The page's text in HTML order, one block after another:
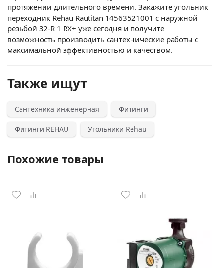
протяжении длительного времени. Закажите угольник
переходник Rehau Rautitan 14563521001 с наружной
резьбой 32-R 1 RX+ уже сегодня и получите
возможность производить сантехнические работы с
максимальной эффективностью и качеством.
Также ищут
Сантехника инженерная Фитинги
Фитинги REHAU Угольники Rehau
Похожие товары